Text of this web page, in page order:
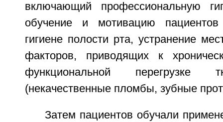
включающий профессиональную
обучение и мотивацию
гигиене полости рта, устранение
факторов, приводящих к
функциональной перегрузке
(некачественные пломбы, зубные
Затем пациентов обучали